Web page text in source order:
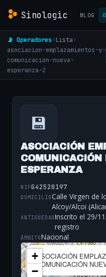
Sinologic BLOG
📡 Operadores› Lista›
asociacion-emplazamientos-y-
comunicacion-nueva-
esperanza-2
💾
ASOCIACIÓN
COMUNICACIÓN
ESPERANZA
NIFG42520197
DOMICILIOCalle Virgen de
Alcoy/Alcoi
ANTIGÜEDADInscrito el 29/
registro
ÁMBITONacional
ASOCIACIÓN
COMUNICACIÓN
+
−